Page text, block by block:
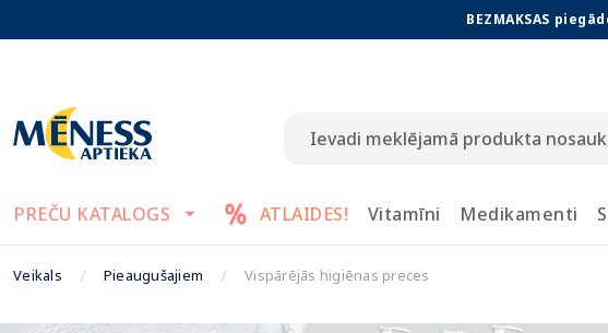
BEZMAKSAS
PREČU KATALOGS ATLAIDES! Vitamīni Medikamenti
Veikals Pieaugušajiem Vispārējās higiēnas preces